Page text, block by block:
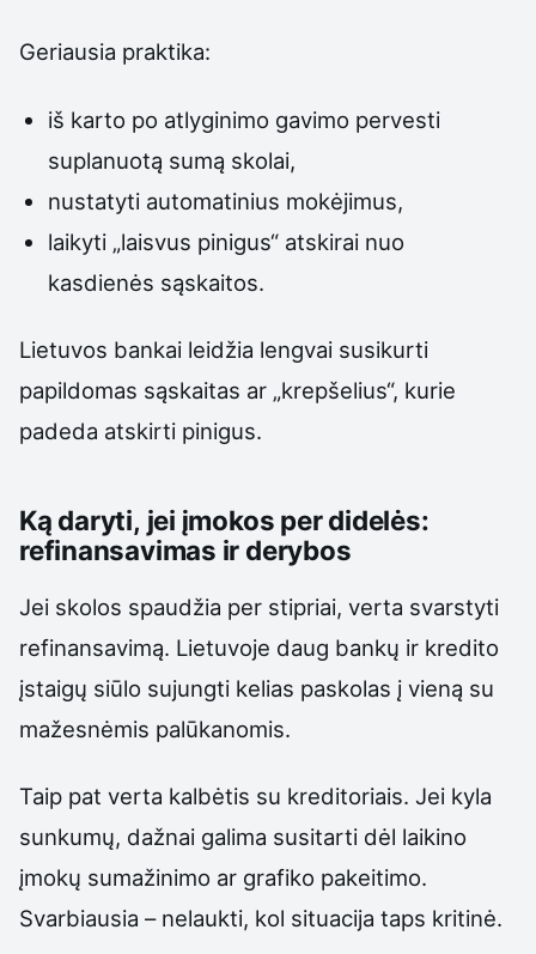
Geriausia praktika:
iš karto po atlyginimo gavimo pervesti
suplanuotą sumą skolai,
nustatyti automatinius mokėjimus,
laikyti „laisvus pinigus“ atskirai nuo
kasdienės sąskaitos.
Lietuvos bankai leidžia lengvai susikurti
papildomas sąskaitas ar „krepšelius“, kurie
padeda atskirti pinigus.
Ką daryti, jei įmokos per didelės:
refinansavimas ir derybos
Jei skolos spaudžia per stipriai, verta svarstyti
refinansavimą. Lietuvoje daug bankų ir kredito
įstaigų siūlo sujungti kelias paskolas į vieną su
mažesnėmis palūkanomis.
Taip pat verta kalbėtis su kreditoriais. Jei kyla
sunkumų, dažnai galima susitarti dėl laikino
įmokų sumažinimo ar grafiko pakeitimo.
Svarbiausia – nelaukti, kol situacija taps kritinė.